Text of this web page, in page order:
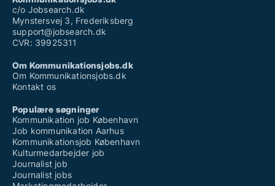
c/o Jobsearch.dk
Mynstersvej 3, Frederiksberg
support@jobsearch.dk
CVR: 39925311
Om Kommunikationsjobs.dk
Om Kommunikationsjobs.dk
Kontakt os
Populære søgninger
Kommunikation job København
Job kommunikation Aarhus
Kommunikationsjob København
Kulturmedarbejder job
Journalist job
Journalist jobs